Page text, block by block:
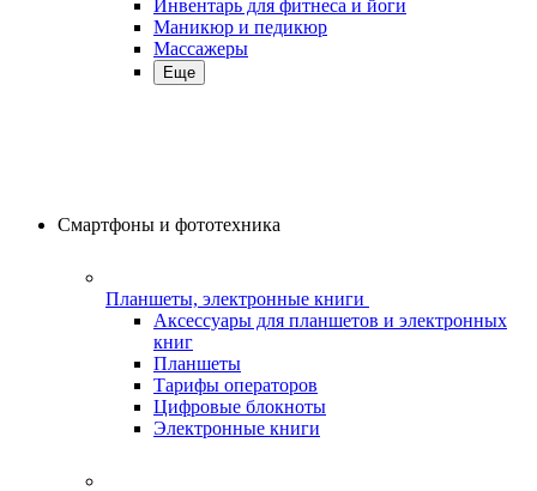
Инвентарь для фитнеса и йоги
Маникюр и педикюр
Массажеры
Еще
Смартфоны и фототехника
Планшеты, электронные книги
Аксессуары для планшетов и электронных
книг
Планшеты
Тарифы операторов
Цифровые блокноты
Электронные книги